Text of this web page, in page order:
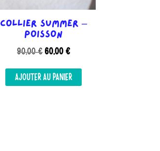
Collier Summer –
Poisson
90,00€ Le
initial
était :
60,00 €Le
actuel
est :
AJOUTER AU PANIER